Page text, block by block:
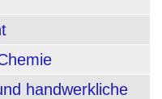
handwerkliche